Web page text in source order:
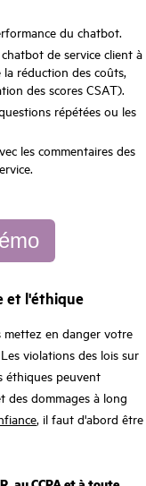
du chatbot.
de service client à
réduction des coûts,
des scores CSAT).
répétées ou les
les commentaires des
et l'éthique
mettez en danger votre
violations des lois sur
éthiques peuvent
des dommages à long
, il faut d'abord être